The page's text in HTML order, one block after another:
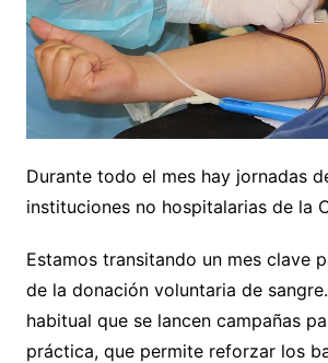
Durante todo el mes hay jornadas
instituciones no hospitalarias de la
Estamos transitando un mes clave
de la donación voluntaria de
habitual que se lancen campañas
práctica, que permite reforzar los